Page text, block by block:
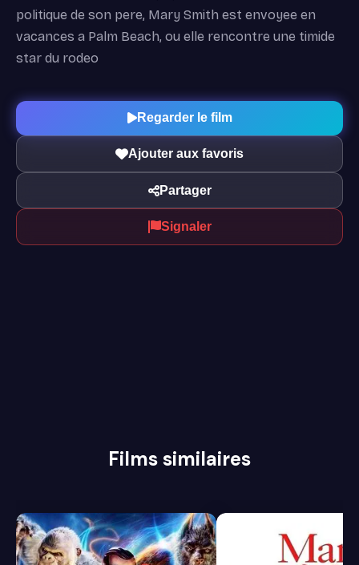
politique de son pere, Mary Smith est envoyee en
vacances a Palm Beach, ou elle rencontre une timide
star du rodeo
Regarder le film
Ajouter aux favoris
Partager
Signaler
Films similaires